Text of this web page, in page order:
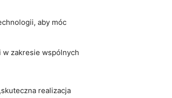
aby móc
zakresie wspólnych
realizacja